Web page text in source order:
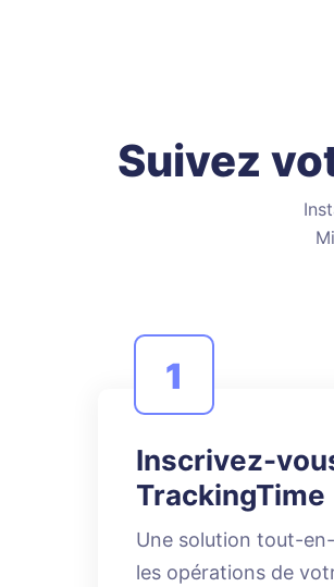
Suivez
1
Inscrivez-
TrackingTime
Une solution tout-
les opérations de